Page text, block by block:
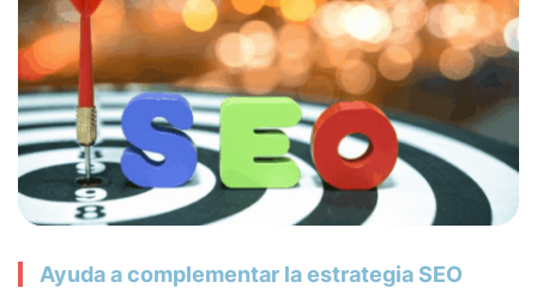
Ayuda a complementar la estrategia SEO